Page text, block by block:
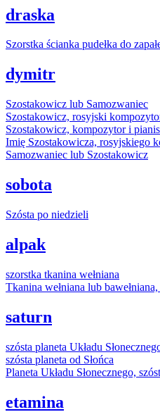
draska
Szorstka ścianka pudełka do
dymitr
Szostakowicz lub Samozwaniec
Szostakowicz, rosyjski
Szostakowicz, kompozytor i
Imię Szostakowicza, rosyjskiego
Samozwaniec lub Szostakowicz
sobota
Szósta po niedzieli
alpak
szorstka tkanina wełniana
Tkanina wełniana lub bawełniana,
saturn
szósta planeta Układu
szósta planeta od Słońca
Planeta Układu Słonecznego,
etamina